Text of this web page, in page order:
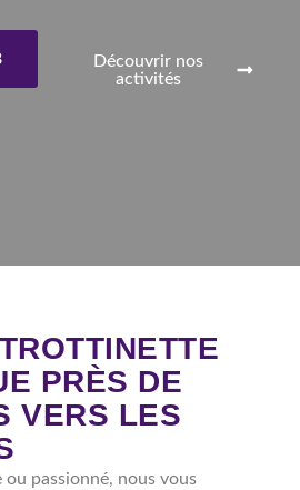
Découvrir nos
activités
PRÈS DE
VERS LES
passionné, nous vous